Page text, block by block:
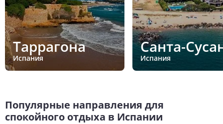
Таррагона
Испания
Санта-
Испания
Популярные направления для
спокойного отдыха в Испании